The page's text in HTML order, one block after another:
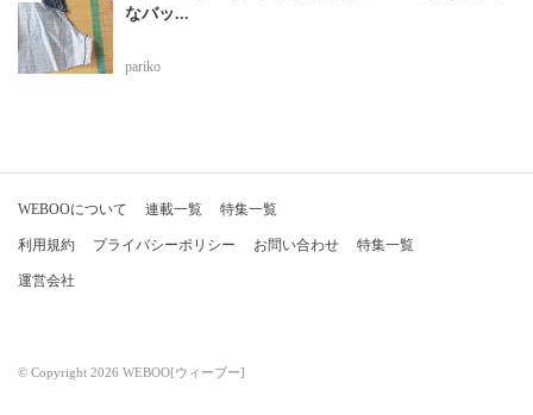
なバッ...
pariko
WEBOOについて 連載一覧 特集一覧
利用規約 プライバシーポリシー お問い合わせ 特集一覧
運営会社
© Copyright 2026 WEBOO[ウィーブー]